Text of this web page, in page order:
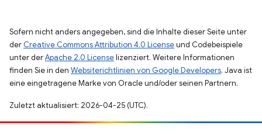
Sofern nicht anders angegeben, sind die Inhalte dieser Seite unter
der Creative Commons Attribution 4.0 Licenseund Codebeispiele
unter derApache 2.0 Licenselizenziert. Weitere Informationen
finden Sie in den Websiterichtlinien von Google Developers. Java ist
eine eingetragene Marke von Oracle und/oder seinen Partnern.
Zuletzt aktualisiert: 2026-04-25 (UTC).